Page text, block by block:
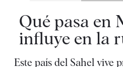
Qué pasa en
influye en la
Este país del Sahel vive